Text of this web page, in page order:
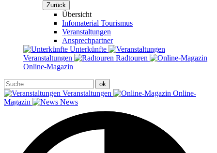
Zurück
Übersicht
Infomaterial Tourismus
Veranstaltungen
Ansprechpartner
Unterkünfte
Veranstaltungen
Radtouren
Online-Magazin
Veranstaltungen
Online-
Magazin
News